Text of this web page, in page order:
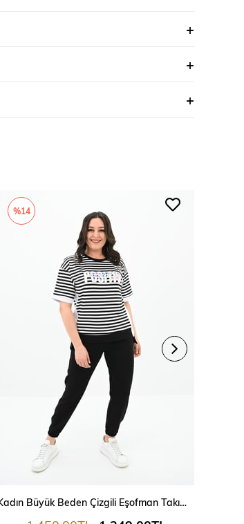
hareket edebilir, sportif ve modern
1,72 Kilo: 90 Göğüs: 104 Bel: 88 Basen:
Kadın Büyük Beden Çizgili Eşofman Takımı 8106-24
%14